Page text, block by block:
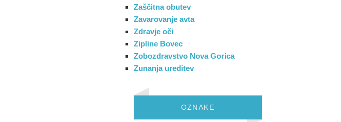
Zaščitna obutev
Zavarovanje avta
Zdravje oči
Zipline Bovec
Zobozdravstvo Nova Gorica
Zunanja ureditev
OZNAKE